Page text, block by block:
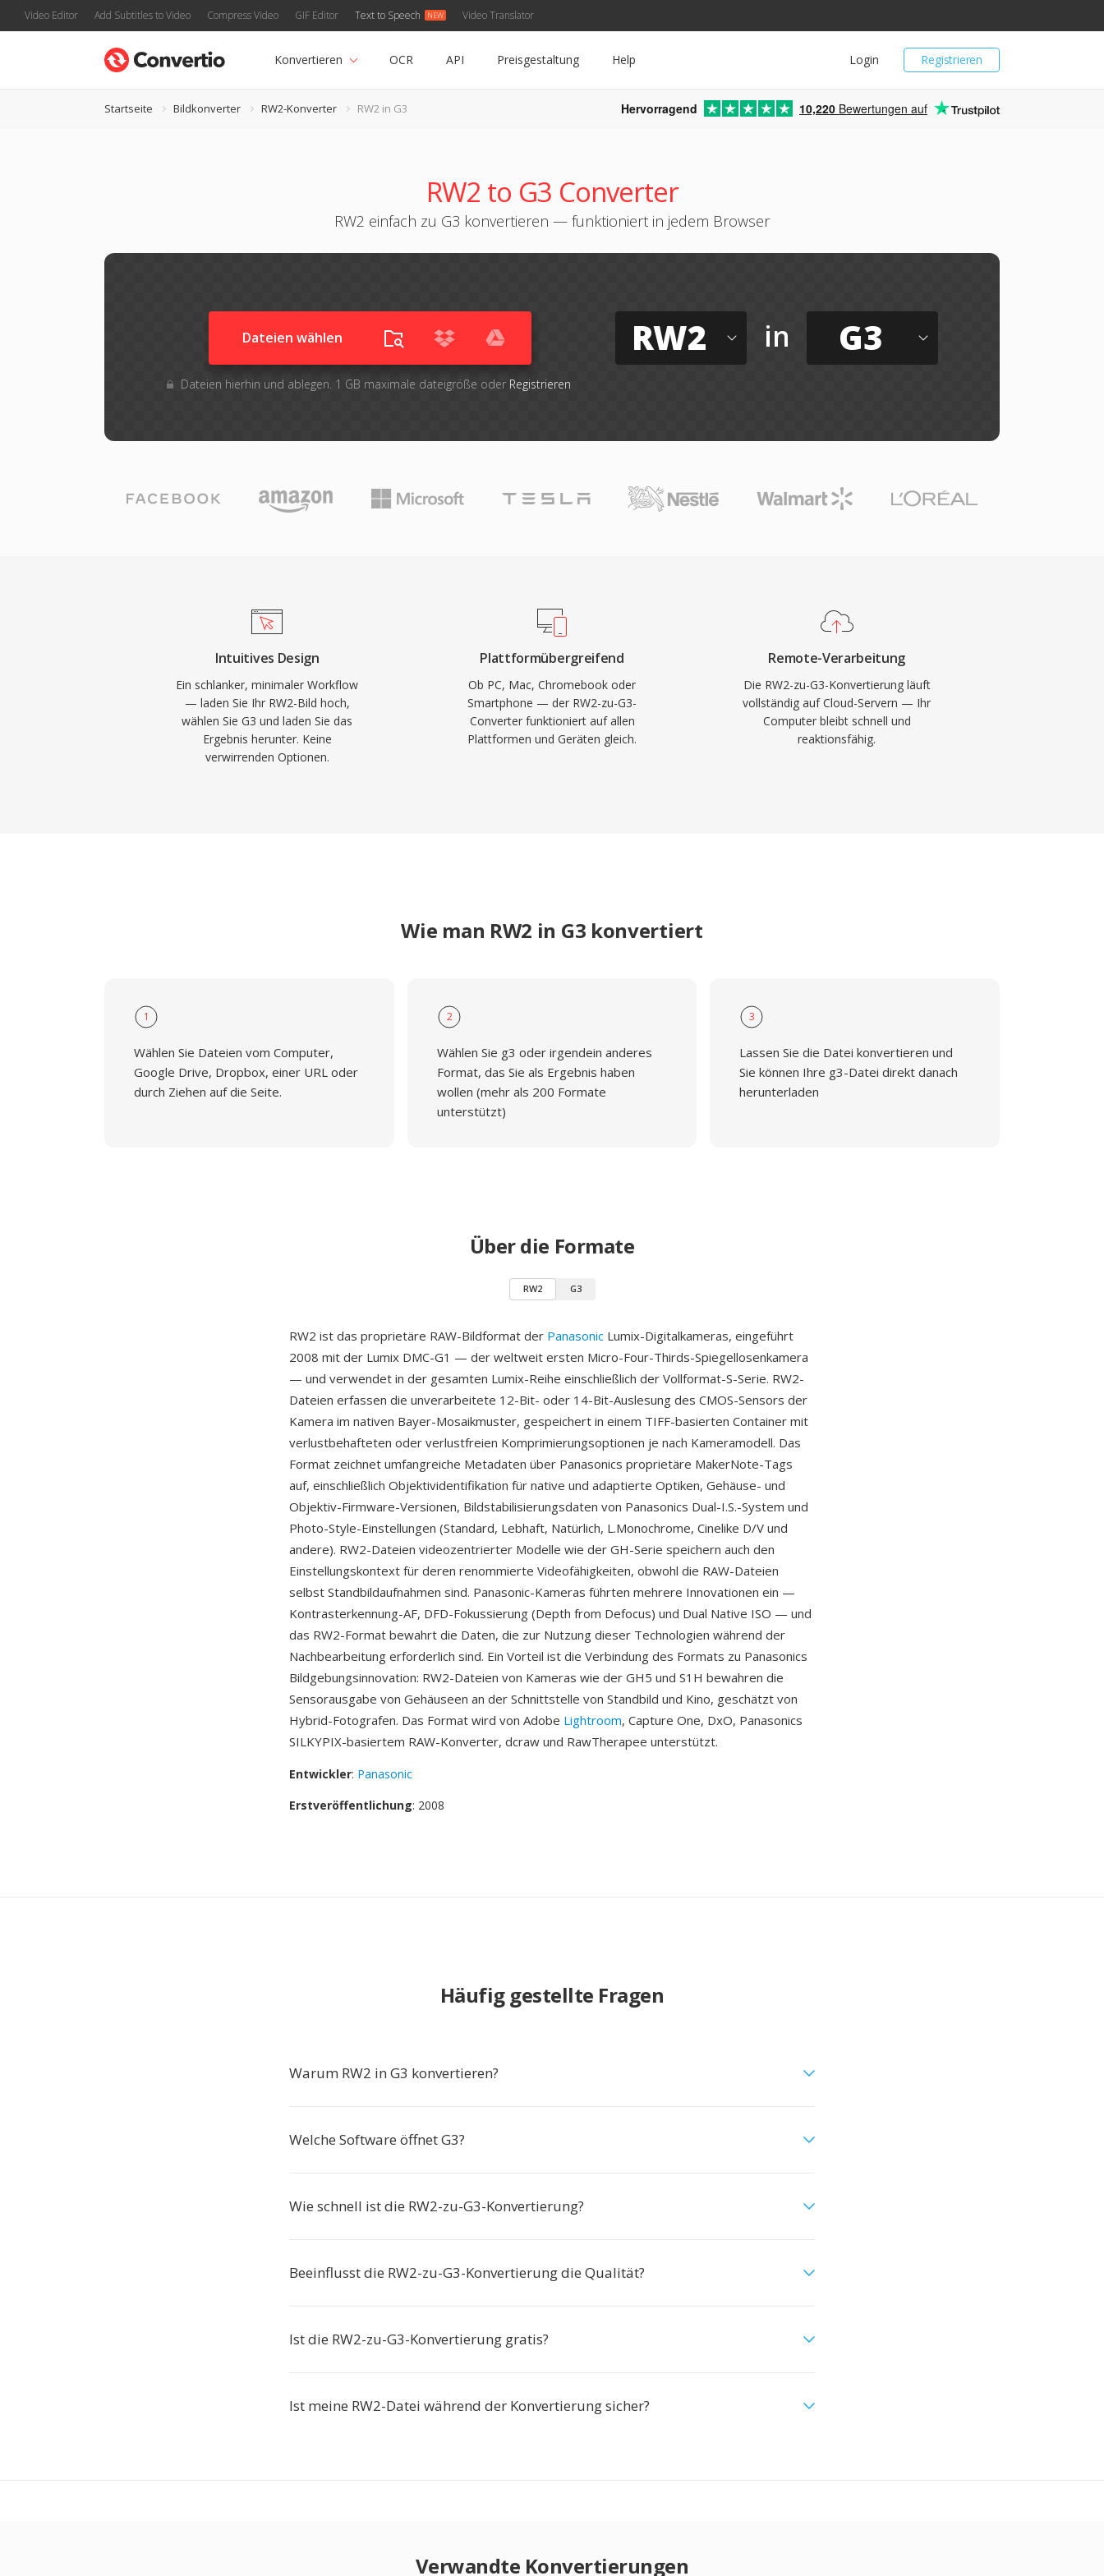
Video Editor Add Subtitles to Video Compress Video GIF Editor Text to Speech Video Translator
Registrieren
Login
Konvertieren OCR API Preisgestaltung Help
Startseite Bildkonverter RW2-Konverter RW2 in G3 Hervorragend 10,220 Bewertungen auf
RW2 to G3 Converter
RW2 einfach zu G3 konvertieren — funktioniert in jedem Browser
Dateien wählen
Dateien hierhin und ablegen. 1 GB maximale dateigröße oder Registrieren
RW2 in G3
Intuitives Design
Ein schlanker, minimaler Workflow
— laden Sie Ihr RW2-Bild hoch,
wählen Sie G3 und laden Sie das
Ergebnis herunter. Keine
verwirrenden Optionen.
Plattformübergreifend
Ob PC, Mac, Chromebook oder
Smartphone — der RW2-zu-G3-
Converter funktioniert auf allen
Plattformen und Geräten gleich.
Remote-Verarbeitung
Die RW2-zu-G3-Konvertierung läuft
vollständig auf Cloud-Servern — Ihr
Computer bleibt schnell und
reaktionsfähig.
Wie man RW2 in G3 konvertiert
1
Wählen Sie Dateien vom Computer,
Google Drive, Dropbox, einer URL oder
durch Ziehen auf die Seite.
2
Wählen Sie g3 oder irgendein anderes
Format, das Sie als Ergebnis haben
wollen (mehr als 200 Formate
unterstützt)
3
Lassen Sie die Datei konvertieren und
Sie können Ihre g3-Datei direkt danach
herunterladen
Über die Formate
RW2 G3
RW2 ist das proprietäre RAW-Bildformat der Panasonic Lumix-Digitalkameras, eingeführt
2008 mit der Lumix DMC-G1 — der weltweit ersten Micro-Four-Thirds-Spiegellosenkamera
— und verwendet in der gesamten Lumix-Reihe einschließlich der Vollformat-S-Serie. RW2-
Dateien erfassen die unverarbeitete 12-Bit- oder 14-Bit-Auslesung des CMOS-Sensors der
Kamera im nativen Bayer-Mosaikmuster, gespeichert in einem TIFF-basierten Container mit
verlustbehafteten oder verlustfreien Komprimierungsoptionen je nach Kameramodell. Das
Format zeichnet umfangreiche Metadaten über Panasonics proprietäre MakerNote-Tags
auf, einschließlich Objektividentifikation für native und adaptierte Optiken, Gehäuse- und
Objektiv-Firmware-Versionen, Bildstabilisierungsdaten von Panasonics Dual-I.S.-System und
Photo-Style-Einstellungen (Standard, Lebhaft, Natürlich, L.Monochrome, Cinelike D/V und
andere). RW2-Dateien videozentrierter Modelle wie der GH-Serie speichern auch den
Einstellungskontext für deren renommierte Videofähigkeiten, obwohl die RAW-Dateien
selbst Standbildaufnahmen sind. Panasonic-Kameras führten mehrere Innovationen ein —
Kontrasterkennung-AF, DFD-Fokussierung (Depth from Defocus) und Dual Native ISO — und
das RW2-Format bewahrt die Daten, die zur Nutzung dieser Technologien während der
Nachbearbeitung erforderlich sind. Ein Vorteil ist die Verbindung des Formats zu Panasonics
Bildgebungsinnovation: RW2-Dateien von Kameras wie der GH5 und S1H bewahren die
Sensorausgabe von Gehäuseen an der Schnittstelle von Standbild und Kino, geschätzt von
Hybrid-Fotografen. Das Format wird von Adobe Lightroom, Capture One, DxO, Panasonics
SILKYPIX-basiertem RAW-Konverter, dcraw und RawTherapee unterstützt.
Entwickler: Panasonic
Erstveröffentlichung: 2008
Häufig gestellte Fragen
Warum RW2 in G3 konvertieren?
Welche Software öffnet G3?
Wie schnell ist die RW2-zu-G3-Konvertierung?
Beeinflusst die RW2-zu-G3-Konvertierung die Qualität?
Ist die RW2-zu-G3-Konvertierung gratis?
Ist meine RW2-Datei während der Konvertierung sicher?
Verwandte Konvertierungen